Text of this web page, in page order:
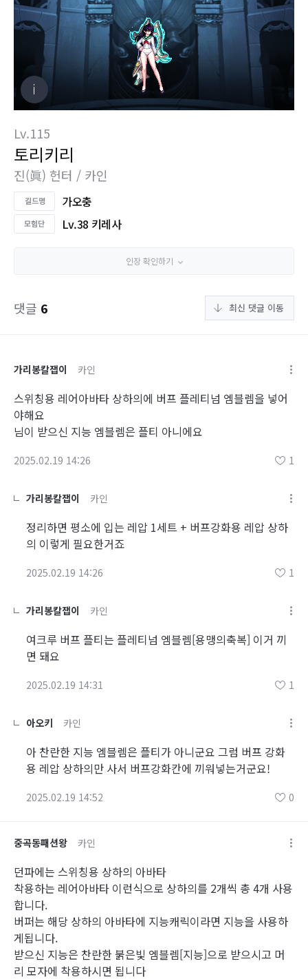
Lv.115
토리키리
진(眞) 헌터 / 카인
가오충
Lv.38 키레사
인장 확인하기
댓글 6 최신 댓글 이동
가리봉칼잽이 카인
스위칭용 레어아바타 상하의에 버프 플레티넘 엠블렘을 넣어
야해요
님이 받으신 지능 엠블렘은 플티 아니에요
2025.02.19 14:26 1
가리봉칼잽이 카인
정리하면 평소에 입는 레압 1세트 + 버프강화용 레압 상하
의 이렇게 필요한거죠
2025.02.19 14:26 1
가리봉칼잽이 카인
여크루 버프 플티는 플레티넘 엠블렘[용맹의축복] 이거 끼
면 돼요
2025.02.19 14:31 1
아오키 카인
아 찬란한 지능 엠블렘은 플티가 아니군요 그럼 버프 강화
용 레압 상하의만 사서 버프강화칸에 끼워넣는거군요!
2025.02.19 14:52 0
중곡동패션왕 카인
던파에는 스위칭용 상하의 아바타
착용하는 레어아바타 이런식으로 상하의를 2개씩 총 4개 사용
합니다.
버퍼는 해당 상하의 아바타에 지능캐릭이라면 지능을 사용하
게됩니다.
받으신 지능은 찬란한 붉은빛 엠블렘[지능]으로 받으시고 머
리 모자에 착용하시면 됩니다